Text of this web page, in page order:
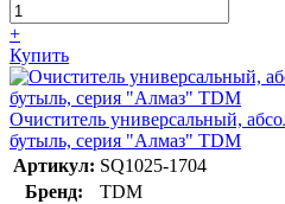
+
Купить
Очиститель универсальный,
бутыль, серия "Алмаз" TDM
Артикул: SQ1025-1704
Бренд:
TDM